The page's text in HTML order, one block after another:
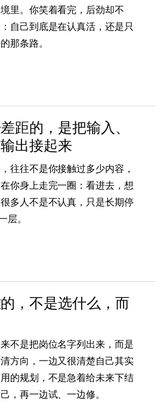
里。你笑着看完，后劲却不
自己到底是在认真活，还是只
那条路。
距的，是把输入、
出接起来
往往不是你接触过多少内容，
你身上走完一圈：看进去，想
多人不是不认真，只是长期停
层。
，不是选什么，而
不是把岗位名字列出来，而是
方向，一边又很清楚自己其实
的规划，不是急着给未来下结
，再一边试、一边修。